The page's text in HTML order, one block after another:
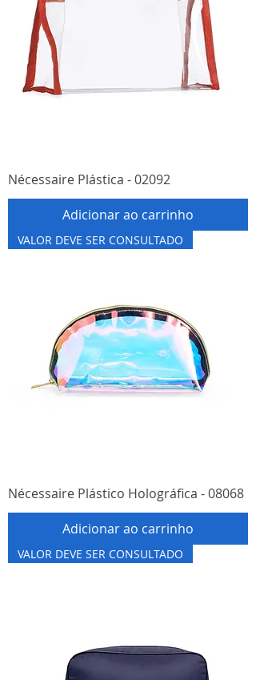
Nécessaire Plástica - 02092
Adicionar ao carrinho
VALOR DEVE SER CONSULTADO
Nécessaire Plástico Holográfica - 08068
Adicionar ao carrinho
VALOR DEVE SER CONSULTADO